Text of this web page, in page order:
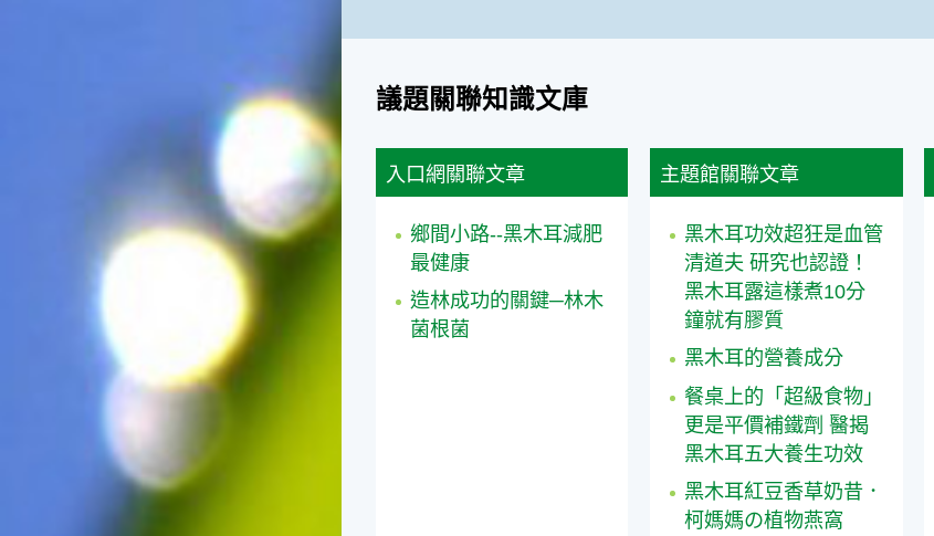
議題關聯知識文庫
入口網關聯文章
鄉間小路--黑木耳減肥
最健康
造林成功的關鍵─林木
菌根菌
主題館關聯文章
黑木耳功效超狂是血管
清道夫 研究也認證！
黑木耳露這樣煮10分
鐘就有膠質
黑木耳的營養成分
餐桌上的「超級食物」
更是平價補鐵劑 醫揭
黑木耳五大養生功效
黑木耳紅豆香草奶昔．
柯媽媽の植物燕窩